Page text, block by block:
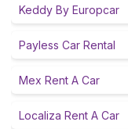
Keddy By Europcar
Payless Car Rental
Mex Rent A Car
Localiza Rent A Car